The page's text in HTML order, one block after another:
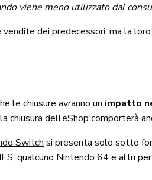
viene meno utilizzato dal
dei predecessori, ma la
le chiusure avranno un impatto
chiusura dell’eShop comporterà
Switch si presenta solo sotto
qualcuno Nintendo 64 e altri